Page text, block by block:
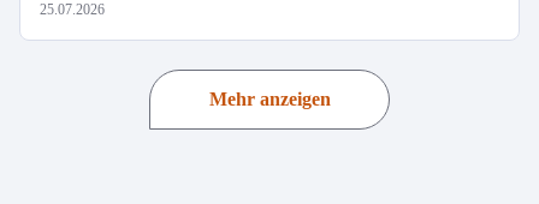
25.07.2026
Mehr anzeigen